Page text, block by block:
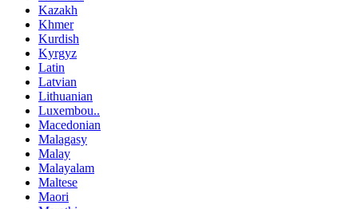
Kazakh
Khmer
Kurdish
Kyrgyz
Latin
Latvian
Lithuanian
Luxembou..
Macedonian
Malagasy
Malay
Malayalam
Maltese
Maori